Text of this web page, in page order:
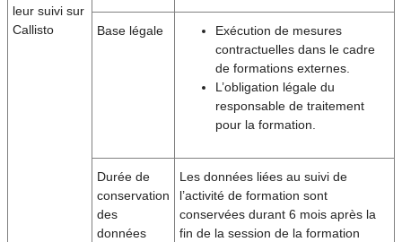
leur suivi sur
Callisto
Base légale
Exécution de mesures
contractuelles dans le cadre
de formations externes.
L’obligation légale du
responsable de traitement
pour la formation.
Durée de
conservation
des
données
Les données liées au suivi de
l’activité de formation sont
conservées durant 6 mois après la
fin de la session de la formation